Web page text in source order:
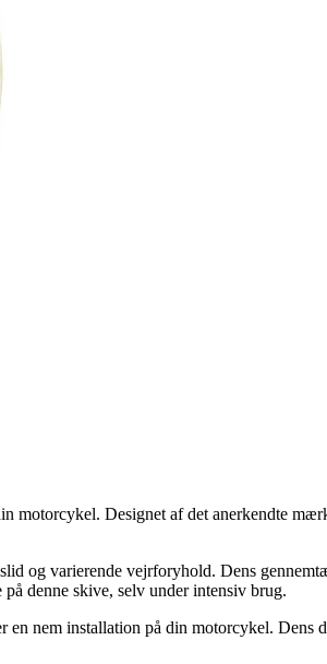
motorcykel. Designet af det anerkendte
og varierende vejrforyhold. Dens
denne skive, selv under intensiv brug.
en nem installation på din motorcykel.